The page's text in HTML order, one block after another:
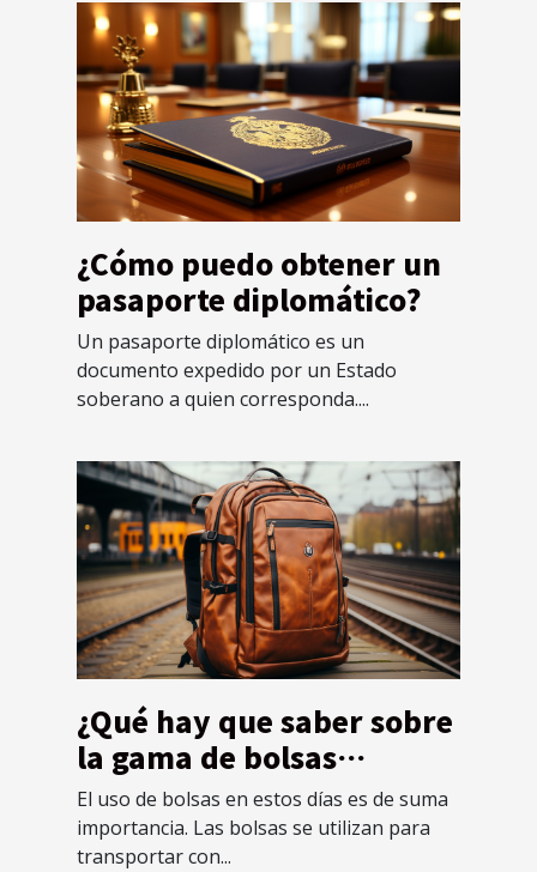
¿Cómo puedo obtener un
pasaporte diplomático?
Un pasaporte diplomático es un
documento expedido por un Estado
soberano a quien corresponda....
¿Qué hay que saber sobre
la gama de bolsas
Mochillaz?
El uso de bolsas en estos días es de suma
importancia. Las bolsas se utilizan para
transportar con...